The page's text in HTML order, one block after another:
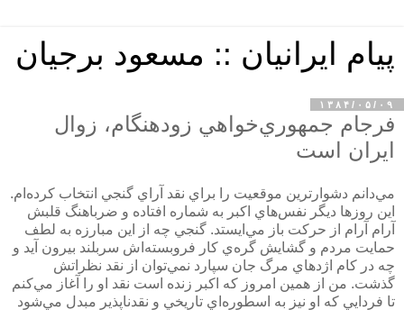
پیام ایرانیان :: مسعود برجیان
۱۳۸۴/۰۵/۰۹
فرجام جمهوري‌خواهي زودهنگام، زوال
ايران است
مي‌دانم دشوارترين موقعيت را براي نقد آراي گنجي انتخاب كرده‌ام.
اين روزها ديگر نفس‌هاي اكبر به شماره افتاده و ضرباهنگ قلبش
آرام آرام از حركت باز مي‌ايستد. گنجي چه از اين مبارزه به لطف
حمايت مردم و گشايش گره‌ي كار فروبسته‌اش سربلند بيرون آيد و
چه در كام اژدهاي مرگ جان سپارد نمي‌توان از نقد نظراتش
گذشت. من از همين امروز كه اكبر زنده است نقد او را آغاز مي‌كنم
تا فردايي كه او نيز به اسطوره‌اي تاريخي و نقدناپذير مبدل مي‌شود